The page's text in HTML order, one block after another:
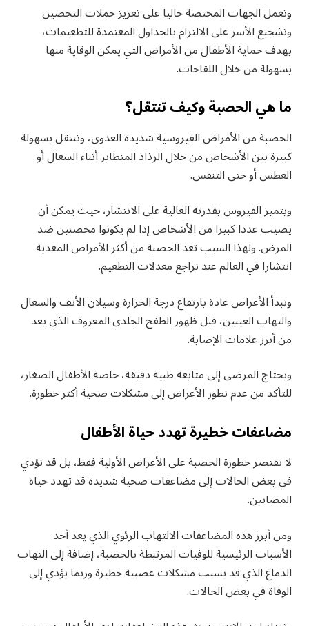
وتعمل الجهات المختصة حاليا على تعزيز حملات التحصين
وتشجيع الأسر على الالتزام بالجداول المعتمدة للتطعيمات،
بهدف حماية الأطفال من الأمراض التي يمكن الوقاية منها
بسهولة من خلال اللقاحات.
ما هي الحصبة وكيف تنتقل؟
الحصبة من الأمراض الفيروسية شديدة العدوى، وتنتقل بسهولة
كبيرة بين الأشخاص من خلال الرذاذ المتطاير أثناء السعال أو
العطس أو حتى التنفس.
ويتميز الفيروس بقدرته العالية على الانتشار، حيث يمكن أن
يصيب عددا كبيرا من الأشخاص إذا لم يكونوا محصنين ضد
المرض. ولهذا السبب تعد الحصبة من أكثر الأمراض المعدية
انتشارا في العالم عند تراجع معدلات التطعيم.
وتبدأ الأعراض عادة بارتفاع درجة الحرارة وسيلان الأنف والسعال
والتهاب العينين، قبل ظهور الطفح الجلدي المعروف الذي يعد
من أبرز علامات الإصابة.
ويحتاج المرضى إلى متابعة طبية دقيقة، خاصة الأطفال الصغار،
للتأكد من عدم تطور الأعراض إلى مشكلات صحية أكثر خطورة.
مضاعفات خطيرة تهدد حياة الأطفال
لا تقتصر خطورة الحصبة على الأعراض الأولية فقط، بل قد تؤدي
في بعض الحالات إلى مضاعفات صحية شديدة قد تهدد حياة
المصابين.
ومن أبرز هذه المضاعفات الالتهاب الرئوي الذي يعد أحد
الأسباب الرئيسية للوفيات المرتبطة بالحصبة، إضافة إلى التهاب
الدماغ الذي قد يسبب مشكلات عصبية خطيرة وربما يؤدي إلى
الوفاة في بعض الحالات.